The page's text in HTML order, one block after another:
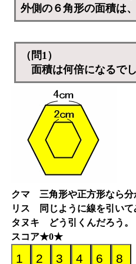
外側の６角形の面積は
（問1）
面積は何倍になるでし
クマ 三角形や正方形なら分
リス 同じように線を引いて
タヌキ どう引くんだろう。
スコア★0★